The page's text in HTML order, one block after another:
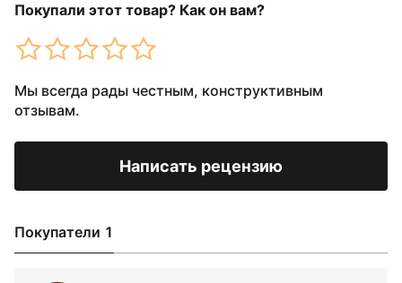
Покупали этот товар? Как он вам?
Мы всегда рады честным, конструктивным
отзывам.
Написать рецензию
Покупатели 1